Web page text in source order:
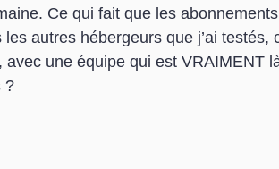
Ce qui fait que les
autres hébergeurs que j’ai testés,
une équipe qui est VRAIMENT
?